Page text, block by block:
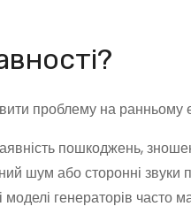
проблему на ранньому
пошкоджень,
шум або сторонні звуки
моделі генераторів часто